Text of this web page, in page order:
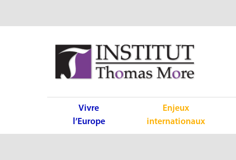
Vivre
l’Europe
Enjeux
internationaux